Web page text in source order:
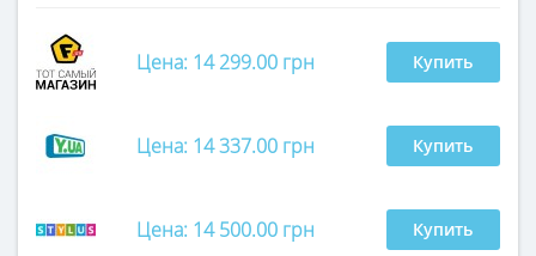
Цена: 14 299.00 грн Купить
Цена: 14 337.00 грн Купить
Цена: 14 500.00 грн Купить